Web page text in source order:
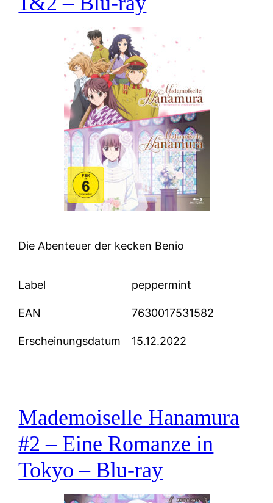
Die Abenteuer der kecken Benio
Label peppermint
EAN 7630017531582
Erscheinungsdatum 15.12.2022
Mademoiselle Hanamura
#2 – Eine Romanze in
Tokyo – Blu-ray